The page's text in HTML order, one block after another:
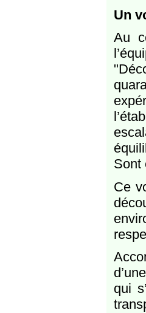
Un
Au
Sont
Ce
qui